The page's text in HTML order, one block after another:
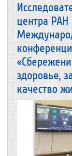
центра РАН
здоровье,
качество